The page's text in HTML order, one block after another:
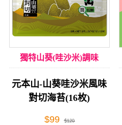
獨特山葵(哇沙米)調味
元本山-山葵哇沙米風味
對切海苔(16枚)
$99 $120